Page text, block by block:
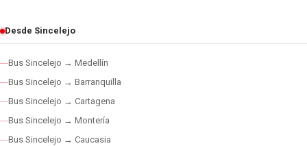
Desde Sincelejo
Bus Sincelejo → Medellín
Bus Sincelejo → Barranquilla
Bus Sincelejo → Cartagena
Bus Sincelejo → Montería
Bus Sincelejo → Caucasia